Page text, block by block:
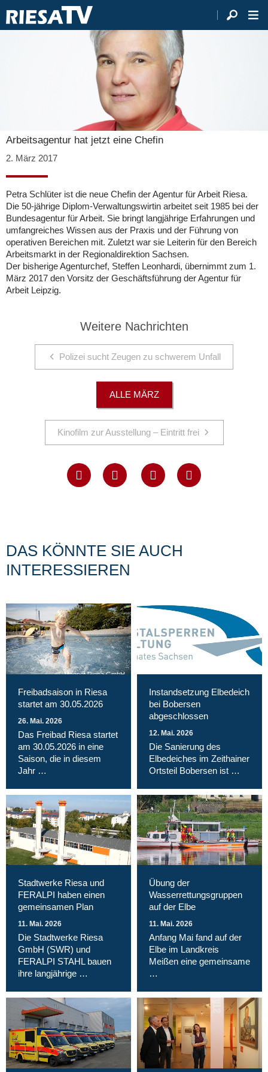
Arbeitsagentur hat jetzt eine Chefin
2. März 2017
Petra Schlüter ist die neue Chefin der Agentur für Arbeit Riesa.
Die 50-jährige Diplom-Verwaltungswirtin arbeitet seit 1985 bei der
Bundesagentur für Arbeit. Sie bringt langjährige Erfahrungen und
umfangreiches Wissen aus der Praxis und der Führung von
operativen Bereichen mit. Zuletzt war sie Leiterin für den Bereich
Arbeitsmarkt in der Regionaldirektion Sachsen.
Der bisherige Agenturchef, Steffen Leonhardi, übernimmt zum 1.
März 2017 den Vorsitz der Geschäftsführung der Agentur für
Arbeit Leipzig.
Weitere Nachrichten
Polizei sucht Zeugen zu schwerem Unfall
ALLE MÄRZ
Kinofilm zur Ausstellung – Eintritt frei
DAS KÖNNTE SIE AUCH
INTERESSIEREN
Magnet Riesa GmbH
Freibadsaison in Riesa
startet am 30.05.2026
26. Mai. 2026
Das Freibad Riesa startet
am 30.05.2026 in eine
Saison, die in diesem
Jahr …
Instandsetzung Elbedeich
bei Bobersen
abgeschlossen
12. Mai. 2026
Die Sanierung des
Elbedeiches im Zeithainer
Ortsteil Bobersen ist …
Stadtwerke Riesa und
FERALPI haben einen
gemeinsamen Plan
11. Mai. 2026
Die Stadtwerke Riesa
GmbH (SWR) und
FERALPI STAHL bauen
ihre langjährige …
Übung der
Wasserrettungsgruppen
auf der Elbe
11. Mai. 2026
Anfang Mai fand auf der
Elbe im Landkreis
Meißen eine gemeinsame
…